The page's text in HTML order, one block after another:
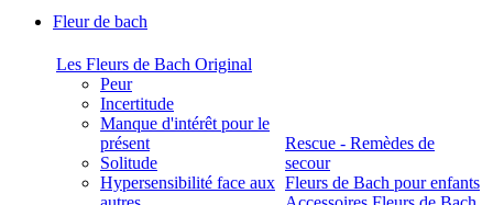
Fleur de bach
Les Fleurs de Bach Original
Peur
Incertitude
Manque d'intérêt pour le
présent
Solitude
Hypersensibilité face aux
Rescue - Remèdes de
secour
Fleurs de Bach pour enfants